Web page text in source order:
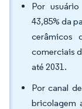
Por
43,85% da
cerâmicos
comerciais
até 2031.
Por canal
bricolagem